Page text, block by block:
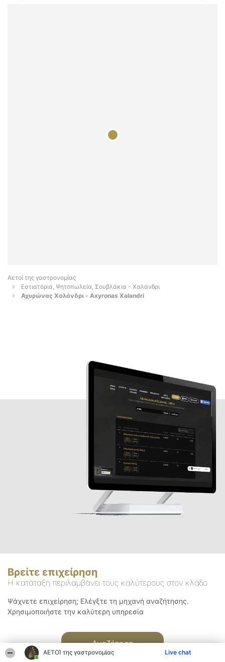
ΑΕΤΟΊ της γαστρονομίας Live chat
Αετοί της γαστρονομίας
Εστιατόρια, Ψητοπωλεία, Σουβλάκια - Χαλάνδρι
Αχυρώνας Χαλάνδρι - Axyronas Xalandri
Βρείτε επιχείρηση
Η κατάταξη περιλαμβάνει τους καλύτερους στον κλάδο
Ψάχνετε επιχείρηση; Ελέγξτε τη μηχανή αναζήτησης.
Χρησιμοποιήστε την καλύτερη υπηρεσία
Αναζήτηση